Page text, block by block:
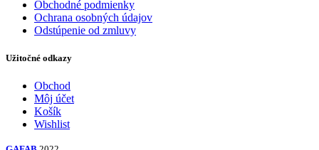
Obchodné podmienky
Ochrana osobných údajov
Odstúpenie od zmluvy
Užitočné odkazy
Obchod
Môj účet
Košík
Wishlist